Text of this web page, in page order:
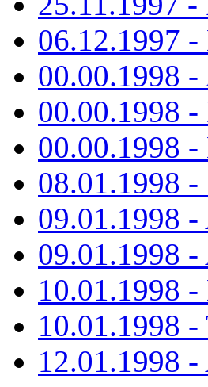
06.12.1997
00.00.1998
00.00.1998 -
00.00.1998
08.01.1998 -
09.01.1998
09.01.1998 -
10.01.1998 -
10.01.1998
12.01.1998